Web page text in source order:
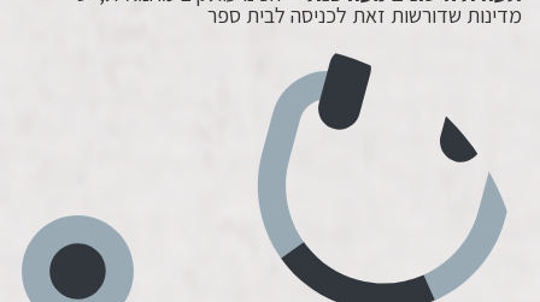
מדינות שדורשות זאת לכניסה לבית ספר